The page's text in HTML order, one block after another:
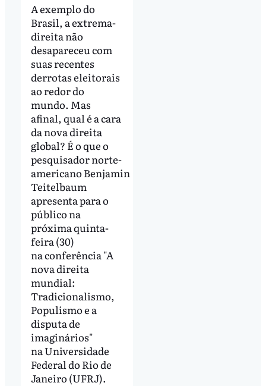
A exemplo do
Brasil, a extrema-
direita não
desapareceu com
suas recentes
derrotas eleitorais
ao redor do
mundo. Mas
afinal, qual é a cara
da nova direita
global? É o que o
pesquisador norte-
americano Benjamin
Teitelbaum
apresenta para o
público na
próxima quinta-
feira (30)
na conferência "A
nova direita
mundial:
Tradicionalismo,
Populismo e a
disputa de
imaginários"
na Universidade
Federal do Rio de
Janeiro (UFRJ).